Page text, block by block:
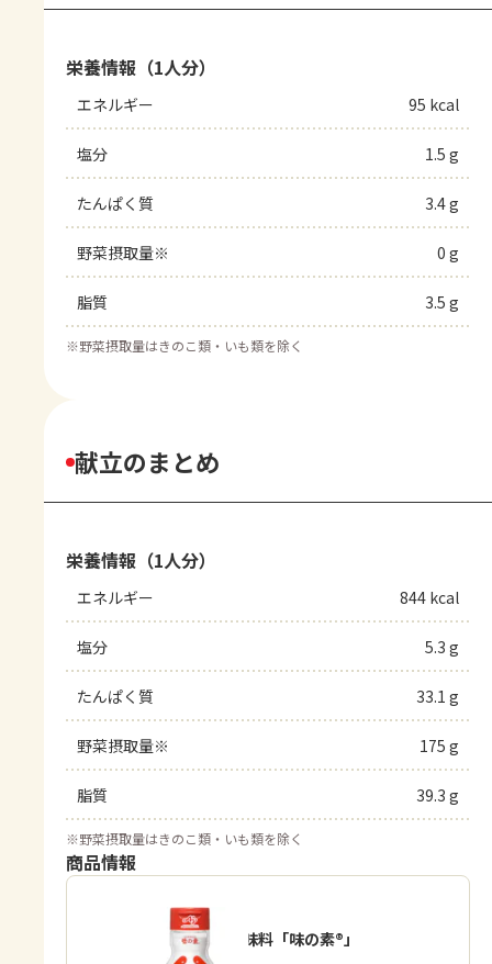
栄養情報（1人分）
エネルギー 95 kcal
塩分 1.5 g
たんぱく質 3.4 g
野菜摂取量※ 0 g
脂質 3.5 g
※野菜摂取量はきのこ類・いも類を除く
献立のまとめ
栄養情報（1人分）
エネルギー 844 kcal
塩分 5.3 g
たんぱく質 33.1 g
野菜摂取量※ 175 g
脂質 39.3 g
※野菜摂取量はきのこ類・いも類を除く
商品情報
うま味調味料「味の素®」